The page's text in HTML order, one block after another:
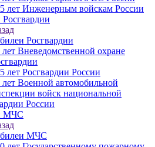
лет Инженерным войскам России
Росгвардии
лет Вневедомственной охране
лет Росгвардии России
лет Военной автомобильной
войск национальной
России
МЧС
МЧС